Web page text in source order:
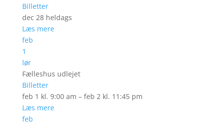
Billetter
dec 28 heldags
Læs mere
feb
1
lør
Fælleshus udlejet
Billetter
feb 1 kl. 9:00 am – feb 2 kl. 11:45 pm
Læs mere
feb